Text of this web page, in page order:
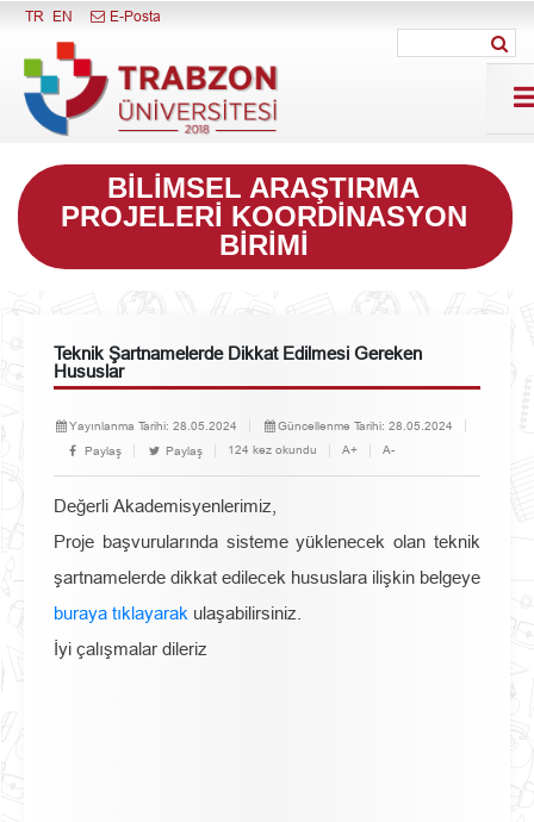
Menüyü Kapat
TR EN E-Posta
BILIMSEL ARAŞTIRMA
PROJELERI KOORDINASYON
BIRIMI
Teknik Şartnamelerde Dikkat Edilmesi Gereken
Hususlar
Yayınlanma Tarihi: 28.05.2024 Güncellenme Tarihi: 28.05.2024
Paylaş
Paylaş 124 kez okundu A+ A-
Değerli Akademisyenlerimiz,
Proje başvurularında sisteme yüklenecek olan teknik
şartnamelerde dikkat edilecek hususlara ilişkin belgeye
buraya tıklayarak ulaşabilirsiniz.
İyi çalışmalar dileriz